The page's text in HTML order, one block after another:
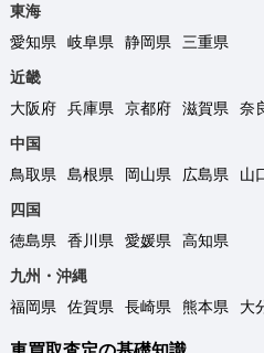
東海
愛知県
岐阜県 静岡県
三重県
近畿
大阪府
兵庫県 京都府 滋賀県 奈
中国
鳥取県
島根県 岡山県 広島県
山
四国
徳島県
香川県 愛媛県
高知県
九州・沖縄
福岡県
佐賀県 長崎県 熊本県 大